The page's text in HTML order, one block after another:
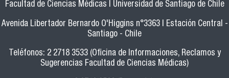
Facultad de Ciencias Médicas | Universidad de Santiago de Chile
Avenida Libertador Bernardo O'Higgins n°3363 | Estación Central -
Santiago - Chile
Teléfonos: 2 2718 3533 (Oficina de Informaciones, Reclamos y
Sugerencias Facultad de Ciencias Médicas)